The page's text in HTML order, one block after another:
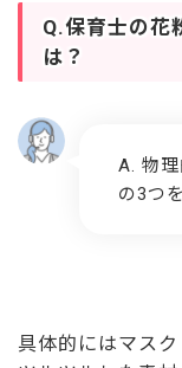
Q.保育士の花
は？
A. 物
の3つ
具体的にはマス